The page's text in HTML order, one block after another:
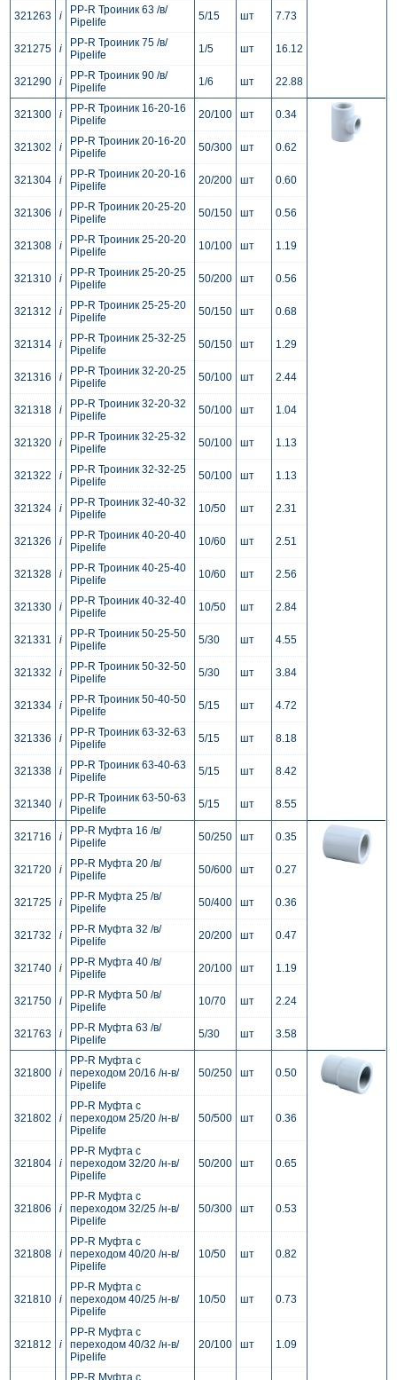
321263 i
PP-R Троиник 63 /в/
Pipelife
5/15 шт 7.73
321275 i
PP-R Троиник 75 /в/
Pipelife
1/5 шт 16.12
321290 i
PP-R Троиник 90 /в/
Pipelife
1/6 шт 22.88
321300 i
PP-R Троиник 16-20-16
Pipelife
20/100 шт 0.34
321302 i
PP-R Троиник 20-16-20
Pipelife
50/300 шт 0.62
321304 i
PP-R Троиник 20-20-16
Pipelife
20/200 шт 0.60
321306 i
PP-R Троиник 20-25-20
Pipelife
50/150 шт 0.56
321308 i
PP-R Троиник 25-20-20
Pipelife
10/100 шт 1.19
321310 i
PP-R Троиник 25-20-25
Pipelife
50/200 шт 0.56
321312 i
PP-R Троиник 25-25-20
Pipelife
50/150 шт 0.68
321314 i
PP-R Троиник 25-32-25
Pipelife
50/150 шт 1.29
321316 i
PP-R Троиник 32-20-25
Pipelife
50/100 шт 2.44
321318 i
PP-R Троиник 32-20-32
Pipelife
50/100 шт 1.04
321320 i
PP-R Троиник 32-25-32
Pipelife
50/100 шт 1.13
321322 i
PP-R Троиник 32-32-25
Pipelife
50/100 шт 1.13
321324 i
PP-R Троиник 32-40-32
Pipelife
10/50 шт 2.31
321326 i
PP-R Троиник 40-20-40
Pipelife
10/60 шт 2.51
321328 i
PP-R Троиник 40-25-40
Pipelife
10/60 шт 2.56
321330 i
PP-R Троиник 40-32-40
Pipelife
10/50 шт 2.84
321331 i
PP-R Троиник 50-25-50
Pipelife
5/30 шт 4.55
321332 i
PP-R Троиник 50-32-50
Pipelife
5/30 шт 3.84
321334 i
PP-R Троиник 50-40-50
Pipelife
5/15 шт 4.72
321336 i
PP-R Троиник 63-32-63
Pipelife
5/15 шт 8.18
321338 i
PP-R Троиник 63-40-63
Pipelife
5/15 шт 8.42
321340 i
PP-R Троиник 63-50-63
Pipelife
5/15 шт 8.55
321716 i
PP-R Муфта 16 /в/
Pipelife
50/250 шт 0.35
321720 i
PP-R Муфта 20 /в/
Pipelife
50/600 шт 0.27
321725 i
PP-R Муфта 25 /в/
Pipelife
50/400 шт 0.36
321732 i
PP-R Муфта 32 /в/
Pipelife
20/200 шт 0.47
321740 i
PP-R Муфта 40 /в/
Pipelife
20/100 шт 1.19
321750 i
PP-R Муфта 50 /в/
Pipelife
10/70 шт 2.24
321763 i
PP-R Муфта 63 /в/
Pipelife
5/30 шт 3.58
321800 i
PP-R Муфта с
переходом 20/16 /н-в/
Pipelife
50/250 шт 0.50
321802 i
PP-R Муфта с
переходом 25/20 /н-в/
Pipelife
50/500 шт 0.36
321804 i
PP-R Муфта с
переходом 32/20 /н-в/
Pipelife
50/200 шт 0.65
321806 i
PP-R Муфта с
переходом 32/25 /н-в/
Pipelife
50/300 шт 0.53
321808 i
PP-R Муфта с
переходом 40/20 /н-в/
Pipelife
10/50 шт 0.82
321810 i
PP-R Муфта с
переходом 40/25 /н-в/
Pipelife
10/50 шт 0.73
321812 i
PP-R Муфта с
переходом 40/32 /н-в/
Pipelife
20/100 шт 1.09
PP-R Муфта с